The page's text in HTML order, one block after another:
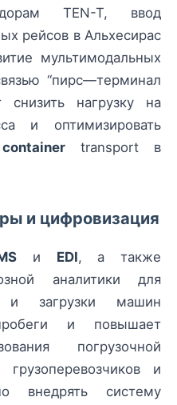
TEN-T, ввод
рейсов в Альхесирас
мультимодальных
“пирс—терминал
снизить нагрузку на
и оптимизировать
container transport в
и цифровизация
и EDI, а также
аналитики для
и загрузки машин
и повышает
погрузочной
и
внедрять систему